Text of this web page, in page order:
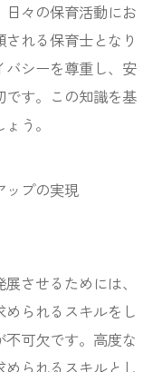
々の保育活動にお
れる保育士となり
バシーを尊重し、安
す。この知識を基
う。
ップの実現
させるためには、
られるスキルをし
可欠です。高度な
られるスキルとし